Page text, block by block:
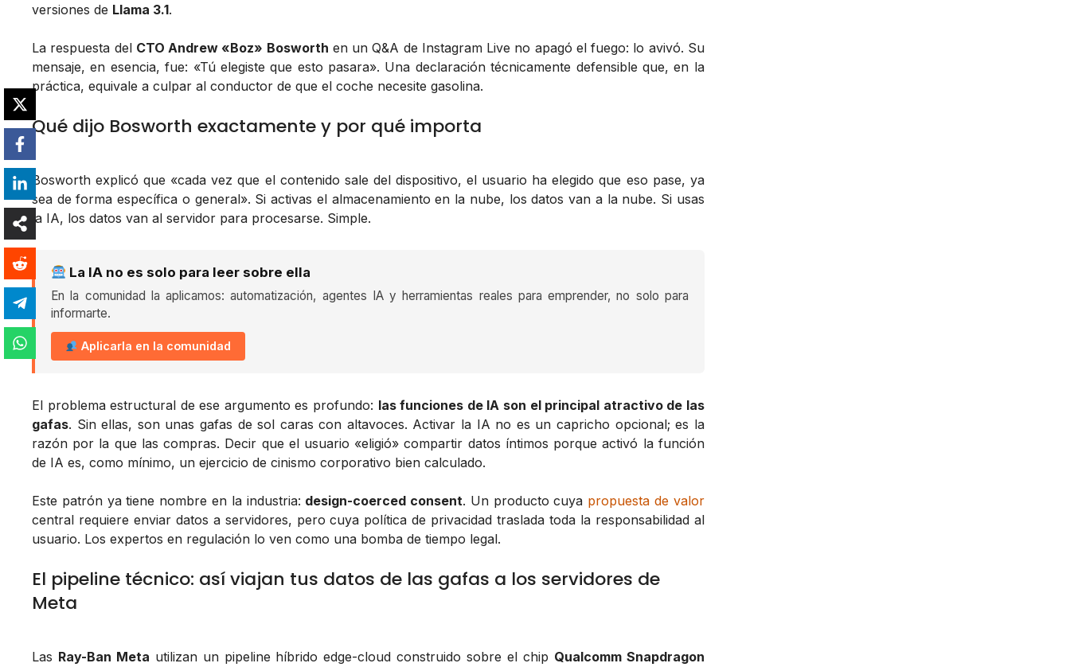
versiones de Llama 3.1.
La respuesta del CTO Andrew «Boz» Bosworth en un Q&A de Instagram Live no apagó el fuego: lo avivó. Su
mensaje, en esencia, fue: «Tú elegiste que esto pasara». Una declaración técnicamente defensible que, en la
práctica, equivale a culpar al conductor de que el coche necesite gasolina.
Qué dijo Bosworth exactamente y por qué importa
Bosworth explicó que «cada vez que el contenido sale del dispositivo, el usuario ha elegido que eso pase, ya
sea de forma específica o general». Si activas el almacenamiento en la nube, los datos van a la nube. Si usas
la IA, los datos van al servidor para procesarse. Simple.
La IA no es solo para leer sobre ella
En la comunidad la aplicamos: automatización, agentes IA y herramientas reales para emprender, no solo para
informarte.
Aplicarla en la comunidad
El problema estructural de ese argumento es profundo: las funciones de IA son el principal atractivo de las
gafas. Sin ellas, son unas gafas de sol caras con altavoces. Activar la IA no es un capricho opcional; es la
razón por la que las compras. Decir que el usuario «eligió» compartir datos íntimos porque activó la función
de IA es, como mínimo, un ejercicio de cinismo corporativo bien calculado.
Este patrón ya tiene nombre en la industria: design-coerced consent. Un producto cuya propuesta de valor
central requiere enviar datos a servidores, pero cuya política de privacidad traslada toda la responsabilidad al
usuario. Los expertos en regulación lo ven como una bomba de tiempo legal.
El pipeline técnico: así viajan tus datos de las gafas a los servidores de
Meta
Las Ray-Ban Meta utilizan un pipeline híbrido edge-cloud construido sobre el chip Qualcomm Snapdragon